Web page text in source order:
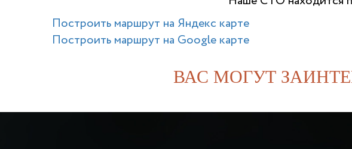
Построить маршрут на Яндекс карте
Построить маршрут на Google карте
ВАС МОГУТ